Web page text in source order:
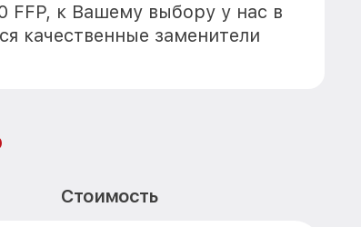
FFP, к Вашему выбору у нас в
качественные заменители
Стоимость